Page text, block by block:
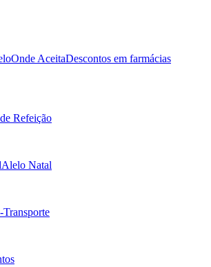
Onde AceitaDescontos em farmácias
Refeição
Alelo Natal